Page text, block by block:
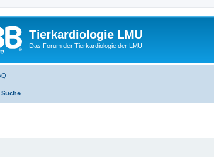
Tierkardiologie LMU
Das Forum der Tierkardiologie der LMU
Suche